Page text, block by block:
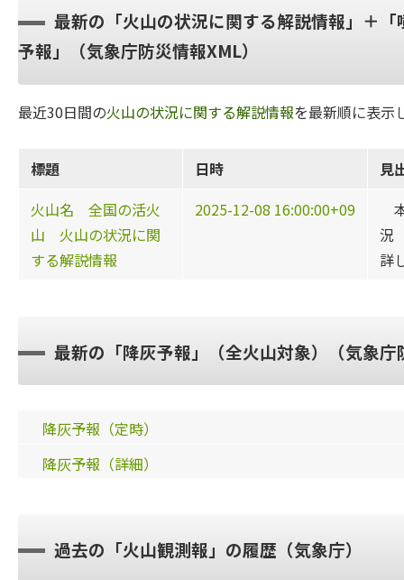
最新の「火山の状況に関する解説情報」＋
予報」（気象庁防災情報XML）
最近30日間の火山の状況に関する解説情報を最新順に表示
標題 日時
見
火山名 全国の活火
山 火山の状況に関
する解説情報
2025-12-08 16:00:00+09
況
詳
最新の「降灰予報」（全火山対象）（気象庁
降灰予報（定時）
降灰予報（詳細）
過去の「火山観測報」の履歴（気象庁）